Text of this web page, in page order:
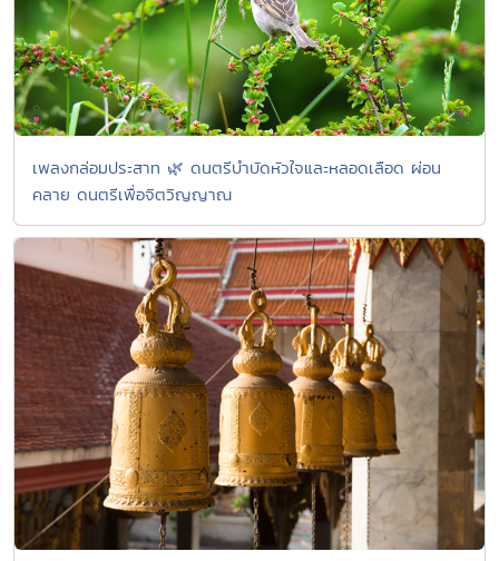
เพลงกล่อมประสาท 🌿 ดนตรีบำบัดหัวใจและหลอดเลือด ผ่อน
คลาย ดนตรีเพื่อจิตวิญญาณ